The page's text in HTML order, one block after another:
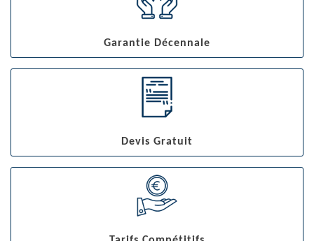
Garantie Décennale
Devis Gratuit